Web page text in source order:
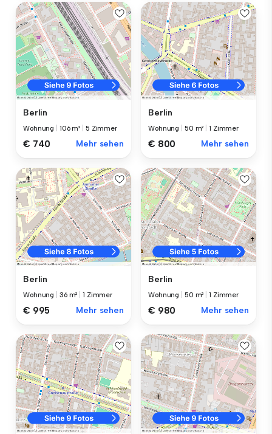
Berlin
Wohnung 106 m² 5 Zimmer
€ 740 Mehr sehen
Berlin
Wohnung 50 m² |1 Zimmer
€ 800 Mehr sehen
Berlin
Wohnung 36 m² |1 Zimmer
€ 995 Mehr sehen
Berlin
Wohnung 50 m² |1 Zimmer
€ 980 Mehr sehen